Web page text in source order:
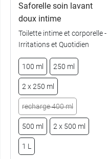
Saforelle soin lavant
doux intime
Toilette intime et corporelle -
Irritations et Quotidien
100 ml 250 ml
2 x 250 ml
recharge 400 ml
500 ml 2 x 500 ml
1 L